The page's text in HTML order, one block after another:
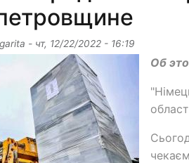
- чт, 12/22/2022 - 16:19
Об